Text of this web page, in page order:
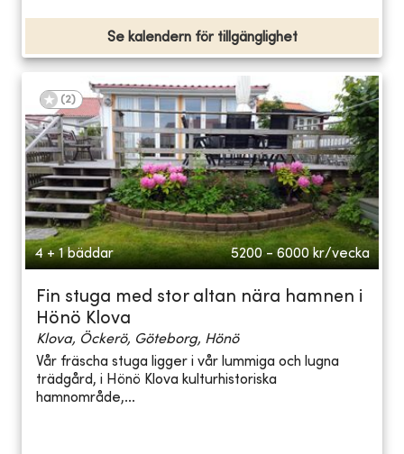
Se kalendern för tillgänglighet
(2)
4 + 1 bäddar 5200 - 6000 kr/vecka
Fin stuga med stor altan nära hamnen i
Hönö Klova
Klova, Öckerö, Göteborg, Hönö
Vår fräscha stuga ligger i vår lummiga och lugna
trädgård, i Hönö Klova kulturhistoriska
hamnområde,...